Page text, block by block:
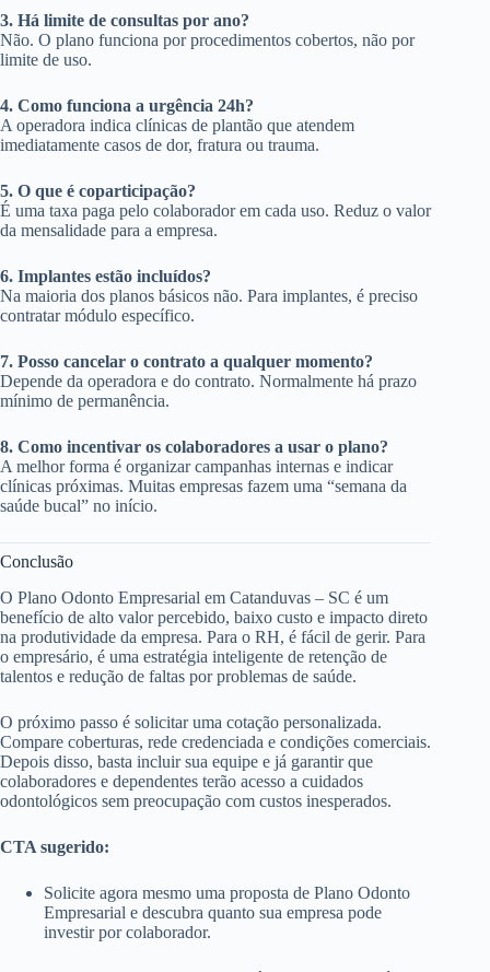
3. Há limite de consultas por ano?
Não. O plano funciona por procedimentos cobertos, não por
limite de uso.
4. Como funciona a urgência 24h?
A operadora indica clínicas de plantão que atendem
imediatamente casos de dor, fratura ou trauma.
5. O que é coparticipação?
É uma taxa paga pelo colaborador em cada uso. Reduz o valor
da mensalidade para a empresa.
6. Implantes estão incluídos?
Na maioria dos planos básicos não. Para implantes, é preciso
contratar módulo específico.
7. Posso cancelar o contrato a qualquer momento?
Depende da operadora e do contrato. Normalmente há prazo
mínimo de permanência.
8. Como incentivar os colaboradores a usar o plano?
A melhor forma é organizar campanhas internas e indicar
clínicas próximas. Muitas empresas fazem uma “semana da
saúde bucal” no início.
Conclusão
O Plano Odonto Empresarial em Catanduvas – SC é um
benefício de alto valor percebido, baixo custo e impacto direto
na produtividade da empresa. Para o RH, é fácil de gerir. Para
o empresário, é uma estratégia inteligente de retenção de
talentos e redução de faltas por problemas de saúde.
O próximo passo é solicitar uma cotação personalizada.
Compare coberturas, rede credenciada e condições comerciais.
Depois disso, basta incluir sua equipe e já garantir que
colaboradores e dependentes terão acesso a cuidados
odontológicos sem preocupação com custos inesperados.
CTA sugerido:
Solicite agora mesmo uma proposta de Plano Odonto
Empresarial e descubra quanto sua empresa pode
investir por colaborador.